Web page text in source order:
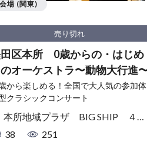
売り切れ
区本所 0歳からの・はじめ
オーケストラ〜動物大行進
から楽しめる！全国で大人気の参加体
クラシックコンサート
本所地域プラザ BIG SHIP ４階 多目的ホール
38
251
会場 (関東)